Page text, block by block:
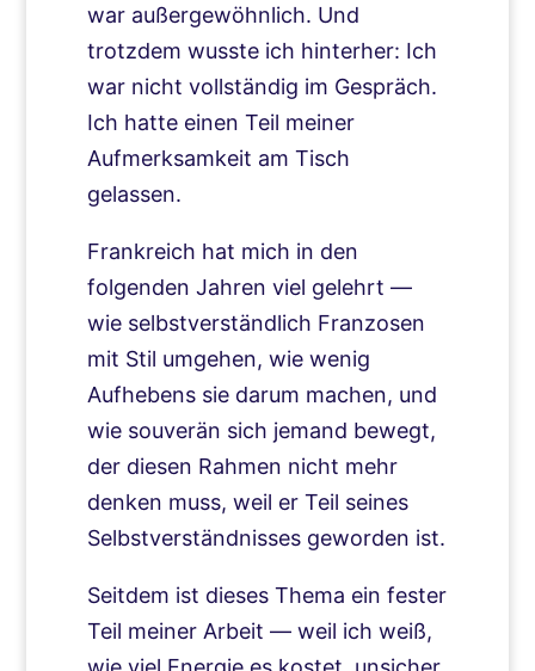
war außergewöhnlich. Und
trotzdem wusste ich hinterher: Ich
war nicht vollständig im Gespräch.
Ich hatte einen Teil meiner
Aufmerksamkeit am Tisch
gelassen.
Frankreich hat mich in den
folgenden Jahren viel gelehrt —
wie selbstverständlich Franzosen
mit Stil umgehen, wie wenig
Aufhebens sie darum machen, und
wie souverän sich jemand bewegt,
der diesen Rahmen nicht mehr
denken muss, weil er Teil seines
Selbstverständnisses geworden ist.
Seitdem ist dieses Thema ein fester
Teil meiner Arbeit — weil ich weiß,